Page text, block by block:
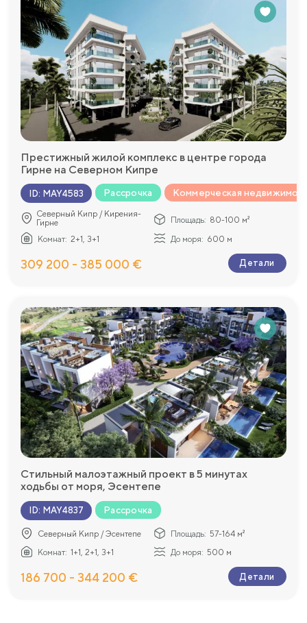
Престижный жилой комплекс в центре города
Гирне на Северном Кипре
ID: MAY4583 Рассрочка Коммерческая
Северный Кипр / Кирения-
Гирне
Площадь: 80-100 м²
Комнат: 2+1, 3+1 До моря: 600 м
309 200 - 385 000 € Детали
Стильный малоэтажный проект в 5 минутах
ходьбы от моря, Эсентепе
ID: MAY4837 Рассрочка
Северный Кипр / Эсентепе Площадь: 57-164 м²
Комнат: 1+1, 2+1, 3+1 До моря: 500 м
186 700 - 344 200 € Детали